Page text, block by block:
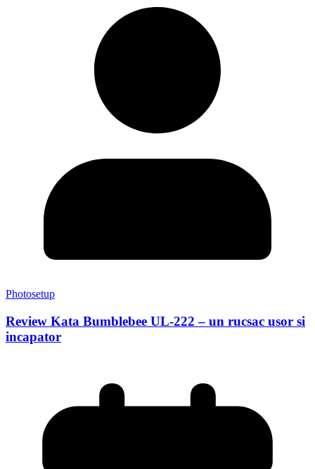
Photosetup
Review Kata Bumblebee UL-222 – un rucsac usor si
incapator